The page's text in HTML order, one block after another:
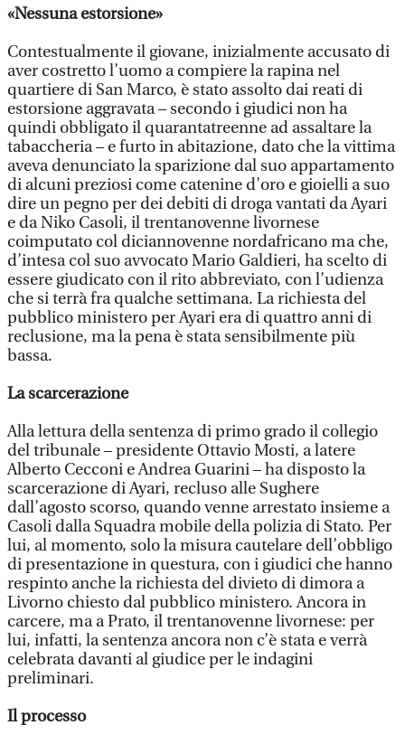
«Nessuna estorsione»
Contestualmente il giovane, inizialmente accusato di
aver costretto l’uomo a compiere la rapina nel
quartiere di San Marco, è stato assolto dai reati di
estorsione aggravata – secondo i giudici non ha
quindi obbligato il quarantatreenne ad assaltare la
tabaccheria – e furto in abitazione, dato che la vittima
aveva denunciato la sparizione dal suo appartamento
di alcuni preziosi come catenine d’oro e gioielli a suo
dire un pegno per dei debiti di droga vantati da Ayari
e da Niko Casoli, il trentanovenne livornese
coimputato col diciannovenne nordafricano ma che,
d’intesa col suo avvocato Mario Galdieri, ha scelto di
essere giudicato con il rito abbreviato, con l’udienza
che si terrà fra qualche settimana. La richiesta del
pubblico ministero per Ayari era di quattro anni di
reclusione, ma la pena è stata sensibilmente più
bassa.
La scarcerazione
Alla lettura della sentenza di primo grado il collegio
del tribunale – presidente Ottavio Mosti, a latere
Alberto Cecconi e Andrea Guarini – ha disposto la
scarcerazione di Ayari, recluso alle Sughere
dall’agosto scorso, quando venne arrestato insieme a
Casoli dalla Squadra mobile della polizia di Stato. Per
lui, al momento, solo la misura cautelare dell’obbligo
di presentazione in questura, con i giudici che hanno
respinto anche la richiesta del divieto di dimora a
Livorno chiesto dal pubblico ministero. Ancora in
carcere, ma a Prato, il trentanovenne livornese: per
lui, infatti, la sentenza ancora non c’è stata e verrà
celebrata davanti al giudice per le indagini
preliminari.
Il processo